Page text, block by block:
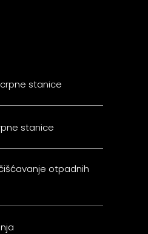
stanice
stanice
otpadnih